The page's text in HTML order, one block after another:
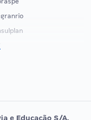
e Educação S/A.